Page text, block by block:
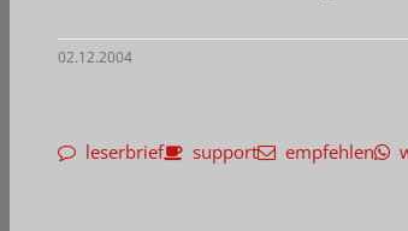
02.12.2004
leserbrief support empfehlen